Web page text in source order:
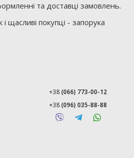
та доставці замовлень.
щасливі покупці - запорука
+38(066) 773-00-12
+38(096) 035-88-88